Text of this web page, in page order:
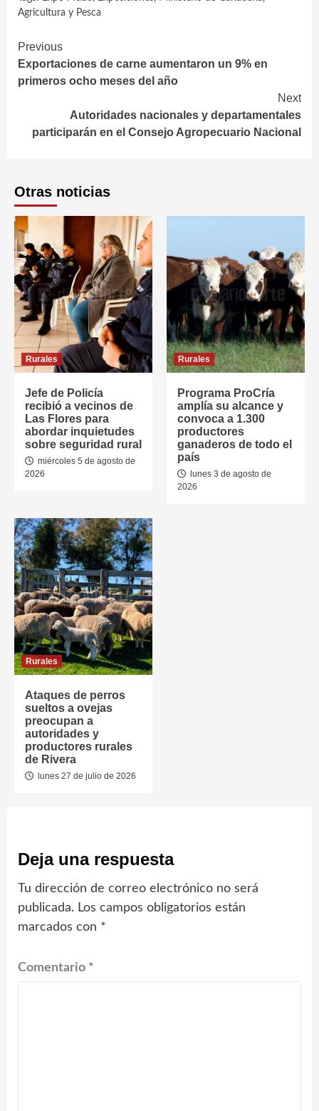
Agricultura y Pesca
Continue
Reading
Previous
Exportaciones de carne aumentaron un 9% en
primeros ocho meses del año
Next
Autoridades nacionales y departamentales
participarán en el Consejo Agropecuario Nacional
Otras noticias
Rurales
Jefe de Policía
recibió a vecinos de
Las Flores para
abordar inquietudes
sobre seguridad rural
miércoles 5 de agosto de
2026
Rurales
Programa ProCría
amplía su alcance y
convoca a 1.300
productores
ganaderos de todo el
país
lunes 3 de agosto de
2026
Rurales
Ataques de perros
sueltos a ovejas
preocupan a
autoridades y
productores rurales
de Rivera
lunes 27 de julio de 2026
Deja una respuesta
Tu dirección de correo electrónico no será
publicada. Los campos obligatorios están
marcados con *
Comentario *